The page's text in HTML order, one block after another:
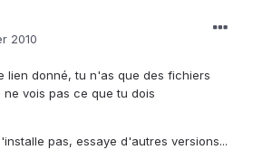
2010
lien donné, tu n'as que des fichiers
vois pas ce que tu dois
pas, essaye d'autres versions...